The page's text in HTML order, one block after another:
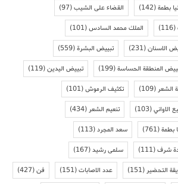
بطمة(142) القضاء على الشيب(97)
(116) الملك محمد السادس(101)
الاسنان(231) تبييض البشرة(559)
المنطقة الحساسة(199) تبييض اليدين(119)
الشعر(109) تكثيف الرموش(101)
الاواني(103) تنعيم الشعر(434)
بطمة(761) سعد المجرد(113)
شرف(111) سلمى رشيد(167)
التحضير(151) عدد الاصابات(151) فن(427)